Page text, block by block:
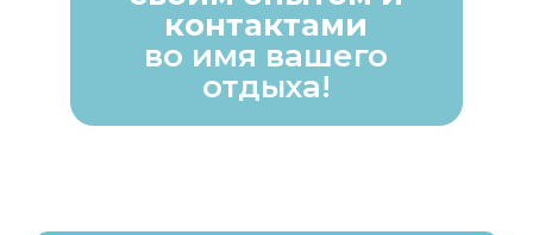
контактами
во имя вашего
отдыха!